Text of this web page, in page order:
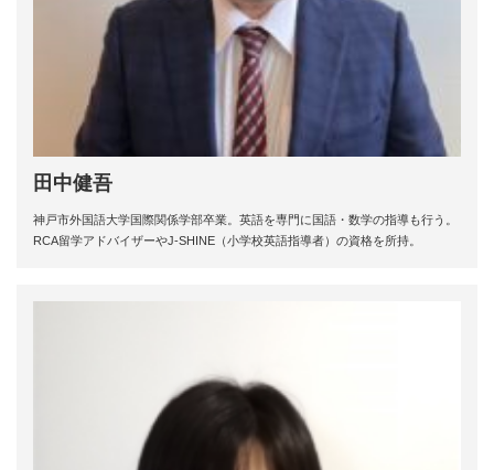
田中健吾
神戸市外国語大学国際関係学部卒業。英語を専門に国語・数学の指導も行う。
RCA留学アドバイザーやJ-SHINE（小学校英語指導者）の資格を所持。